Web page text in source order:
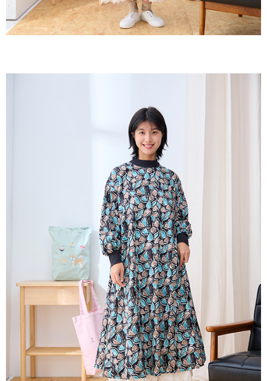
權轉讓予恩沛科技股份有限公司。
２．關於個人資料處理事宜，請瀏覽以下網址：
https://aftee.tw/terms/#terms3
恩沛科技股份有限公司將有權停止該用戶之使用額度並採取法律行動。
黑貓宅急便(包裹尺寸90cm以下)
每筆NT$140，滿NT$2,000(含以上)免運費